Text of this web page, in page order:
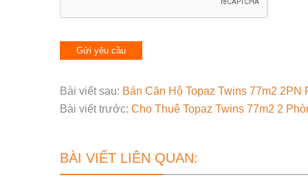
Bài viết sau: Bán Căn Hộ Topaz Twins 77m2
Bài viết trước: Cho Thuê Topaz Twins 77m2 2
BÀI VIẾT LIÊN QUAN: